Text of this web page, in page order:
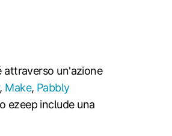
un'azione
, Make, Pabbly
ezeep include una